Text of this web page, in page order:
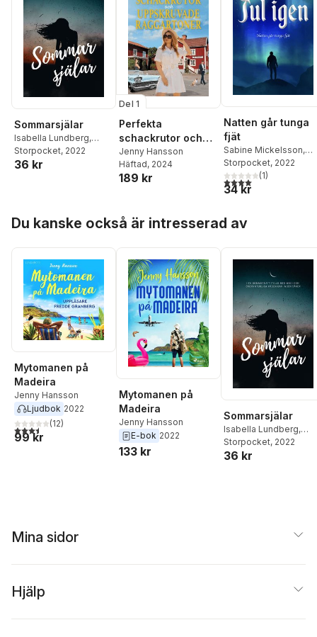
Sommarsjälar
Isabella Lundberg,
Jenny Hansson,Lizette
Lindskog
Storpocket, 2022
36 kr
Del 1
Perfekta
schackrutor och
uppskruvade
raggartoner
Jenny Hansson
Häftad, 2024
189 kr
Natten går tunga
fjät
Sabine Mickelsson,
Jenny Hansson,Elina
Kangas,Fanny
Tengros
Somehagen
Linder
Rosenfrost,Maria
Wallerfrost,Linda
Svensson Vendel,
Henrik Hermansson
Yvette Klang
Elin
Jäverbrant,Monika
Chanovian ,Pernilla
Ulrika Medén
Tora Wall
,Anja
Sjöholm,Emelie
Storpocket, 2022
4,0utav 5 stjärnor.
(1)
34 kr
Du kanske också är intresserad av
Mytomanen på
Madeira
Jenny Hansson
Ljudbok 2022
3,5utav 5 stjärnor. Totalt antal röster:
(12)
99 kr
Mytomanen på
Madeira
Jenny Hansson
E-bok 2022
133 kr
Sommarsjälar
Isabella Lundberg,
Jenny Hansson,
Lindskog
Storpocket, 2022
36 kr
Mina sidor
Hjälp